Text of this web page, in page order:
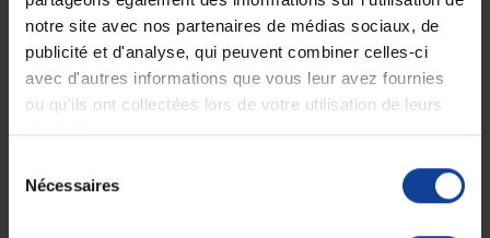
notre site avec nos partenaires de médias sociaux, de
publicité et d'analyse, qui peuvent combiner celles-ci
avec d'autres informations que vous leur avez fournies
ou qu'ils ont collectées lors de votre utilisation de leurs
services.
Nécessaires
Expédition
soignée et discrète
Service client
Lundi au jeudi : 9h à 12h30 - 13h30 à
Le vendredi jusqu'à 17h